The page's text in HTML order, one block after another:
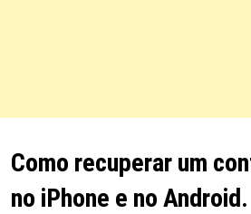
Como recuperar um
no iPhone e no Android.